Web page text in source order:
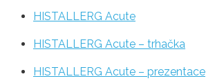
HISTALLERG Acute
HISTALLERG Acute – trhačka
HISTALLERG Acute – prezentace